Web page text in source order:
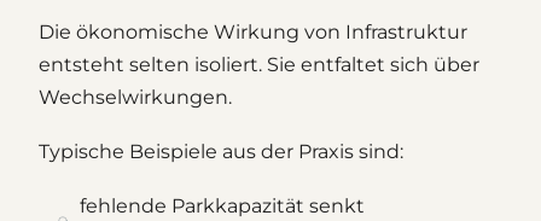
Die ökonomische Wirkung von Infrastruktur
entsteht selten isoliert. Sie entfaltet sich über
Wechselwirkungen.
Typische Beispiele aus der Praxis sind:
fehlende Parkkapazität senkt